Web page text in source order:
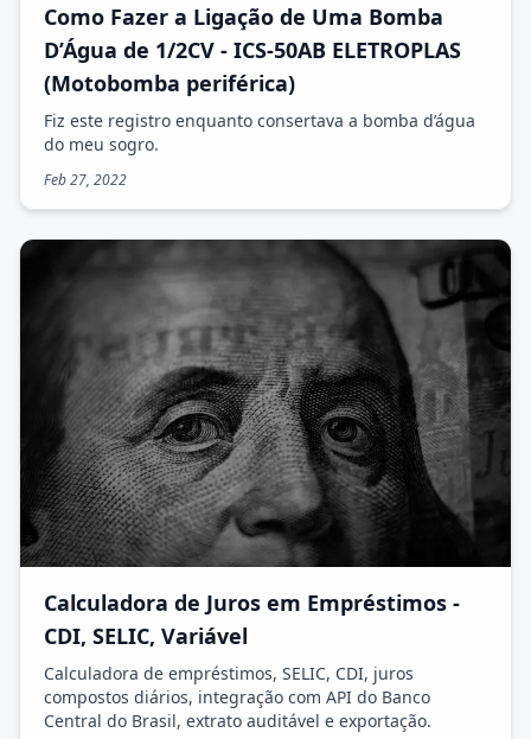
Como Fazer a Ligação de Uma Bomba
D’Água de 1/2CV - ICS-50AB ELETROPLAS
(Motobomba periférica)
Fiz este registro enquanto consertava a bomba d’água
do meu sogro.
Feb 27, 2022
Calculadora de Juros em Empréstimos -
CDI, SELIC, Variável
Calculadora de empréstimos, SELIC, CDI, juros
compostos diários, integração com API do Banco
Central do Brasil, extrato auditável e exportação.